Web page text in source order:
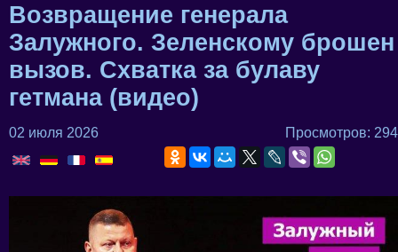
Возвращение генерала
Залужного. Зеленскому брошен
вызов. Схватка за булаву
гетмана (видео)
02 июля 2026 Просмотров: 294